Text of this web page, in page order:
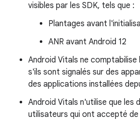
visibles par les SDK, tels que :
Plantages avant
ANR avant Android 12
Android Vitals ne comptabilise
s'ils sont signalés sur des
des applications installées
Android Vitals n'utilise que les
utilisateurs qui ont accepté